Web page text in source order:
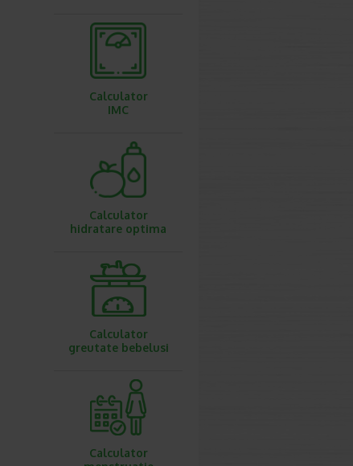
Calculator
IMC
Calculator
hidratare optima
Calculator
greutate bebelusi
Calculator